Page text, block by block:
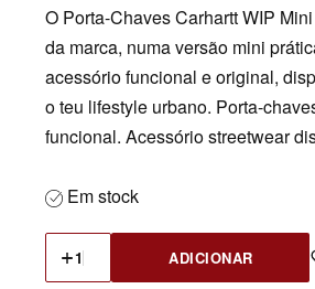
O Porta-Chaves Carhartt WIP
da marca, numa versão mini
acessório funcional e original,
o teu lifestyle urbano. Porta-
funcional. Acessório streetwear
Em stock
ADICIONAR